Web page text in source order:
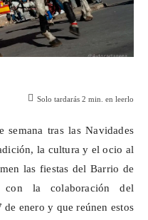
Solo tardarás 2 min. en leerlo
semana tras las Navidades
la cultura y el ocio al
las fiestas del Barrio de
la colaboración del
enero y que reúnen estos